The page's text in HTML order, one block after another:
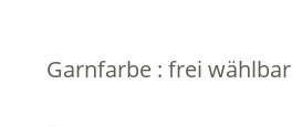
Garnfarbe : frei wählbar